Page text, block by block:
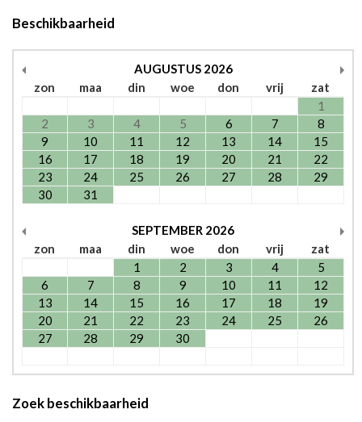
Beschikbaarheid
AUGUSTUS 2026
zon
maa din woe don vrij
zat
1
2
3 4 5 6 7
8
9
10 11 12 13 14
15
16
17 18 19 20 21
22
23
24 25 26 27 28
29
30
31
SEPTEMBER 2026
zon
maa din woe don vrij
zat
1
2 3 4
5
6
7 8 9 10 11
12
13
14 15 16 17 18
19
20
21 22 23 24 25
26
27
28 29 30
Zoek beschikbaarheid